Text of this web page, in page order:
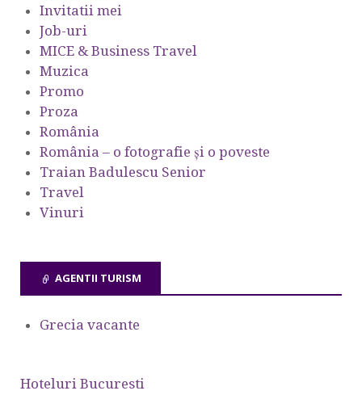
Invitatii mei
Job-uri
MICE & Business Travel
Muzica
Promo
Proza
România
România – o fotografie şi o poveste
Traian Badulescu Senior
Travel
Vinuri
AGENTII TURISM
Grecia vacante
Hoteluri Bucuresti